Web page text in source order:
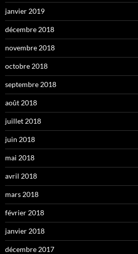
janvier 2019
décembre 2018
novembre 2018
octobre 2018
septembre 2018
août 2018
juillet 2018
juin 2018
mai 2018
avril 2018
mars 2018
février 2018
janvier 2018
décembre 2017